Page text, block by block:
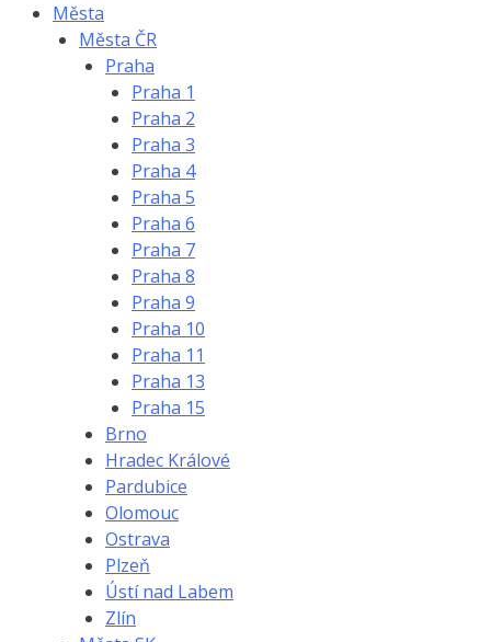
Města
Města ČR
Praha
Praha 1
Praha 2
Praha 3
Praha 4
Praha 5
Praha 6
Praha 7
Praha 8
Praha 9
Praha 10
Praha 11
Praha 13
Praha 15
Brno
Hradec Králové
Pardubice
Olomouc
Ostrava
Plzeň
Ústí nad Labem
Zlín